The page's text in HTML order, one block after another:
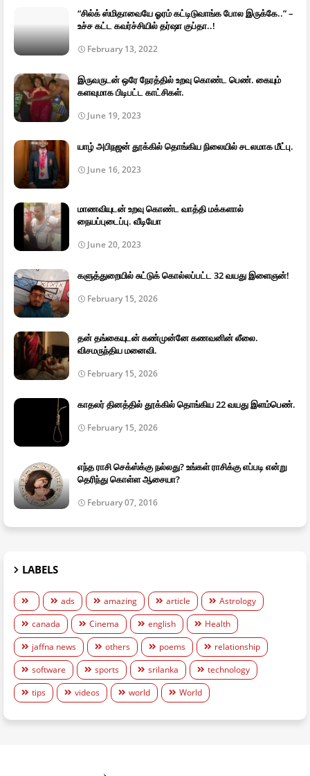
“சில்க் ஸ்மிதாவையே ஓரம் கட்டிடுவாங்க போல இருக்கே..” –
உச்ச கட்ட கவர்ச்சியில் தர்ஷா குப்தா..!
February 13, 2022
இருவருடன் ஒரே நேரத்தில் உறவு கொண்ட பெண். கையும்
களவுமாக பிடிபட்ட காட்சிகள்.
June 19, 2023
யாழ் அபிநஜன் தூக்கில் தொங்கிய நிலையில் சடலமாக மீட்பு.
June 16, 2023
மாணவியுடன் உறவு கொண்ட வாத்தி மக்களால்
நையப்புடைப்பு. வீடியோ
June 20, 2023
களுத்துறையில் சுட்டுக் கொல்லப்பட்ட 32 வயது இளைஞன்!
February 15, 2026
தன் தங்கையுடன் கண்முன்னே கணவனின் லீலை.
விசமருந்திய மனைவி.
February 15, 2026
காதலர் தினத்தில் தூக்கில் தொங்கிய 22 வயது இளம்பெண்.
February 15, 2026
எந்த ராசி செக்ஸ்க்கு நல்லது? உங்கள் ராசிக்கு எப்படி என்று
தெரிந்து கொள்ள ஆசையா?
February 07, 2016
LABELS
ads amazing article
Astrology
canada
Cinema english
Health
jaffna news
others poems
relationship
software
sports srilanka
technology
tips
videos world World